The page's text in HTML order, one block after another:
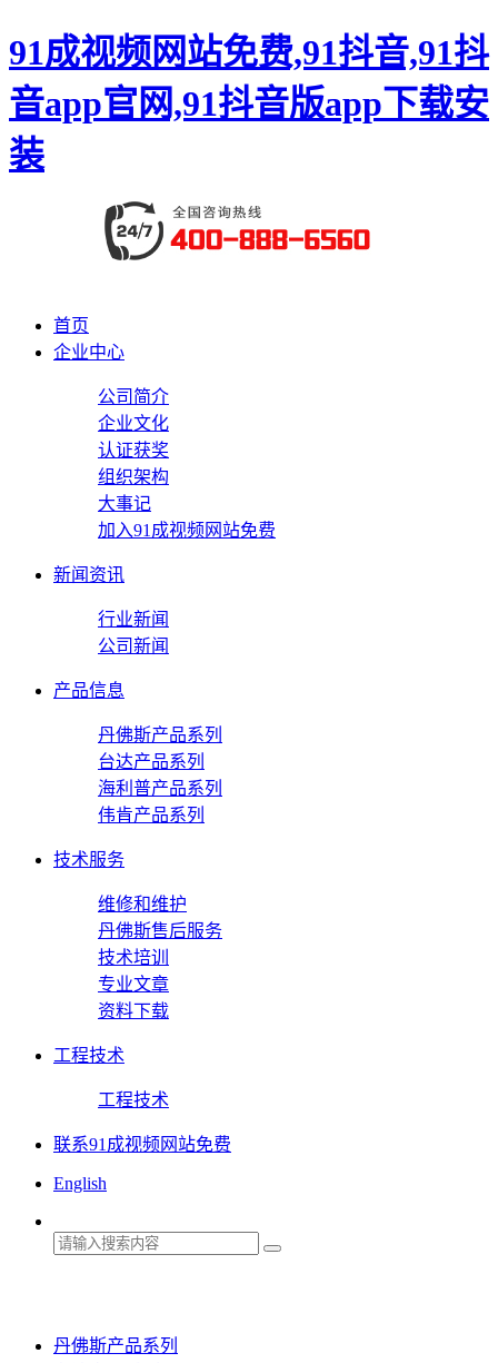
91成视频网站免费,91抖音,91抖
音app官网,91抖音版app下载安
装
首页
企业中心
公司简介
企业文化
认证获奖
组织架构
大事记
加入91成视频网站免费
新闻资讯
行业新闻
公司新闻
产品信息
丹佛斯产品系列
台达产品系列
海利普产品系列
伟肯产品系列
技术服务
维修和维护
丹佛斯售后服务
技术培训
专业文章
资料下载
工程技术
工程技术
联系91成视频网站免费
English
丹佛斯产品系列